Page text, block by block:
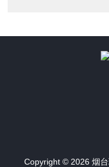
Copyright © 2026 烟